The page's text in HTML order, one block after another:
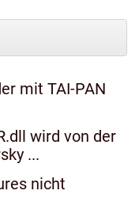
mit TAI-PAN
wird von der
...
nicht